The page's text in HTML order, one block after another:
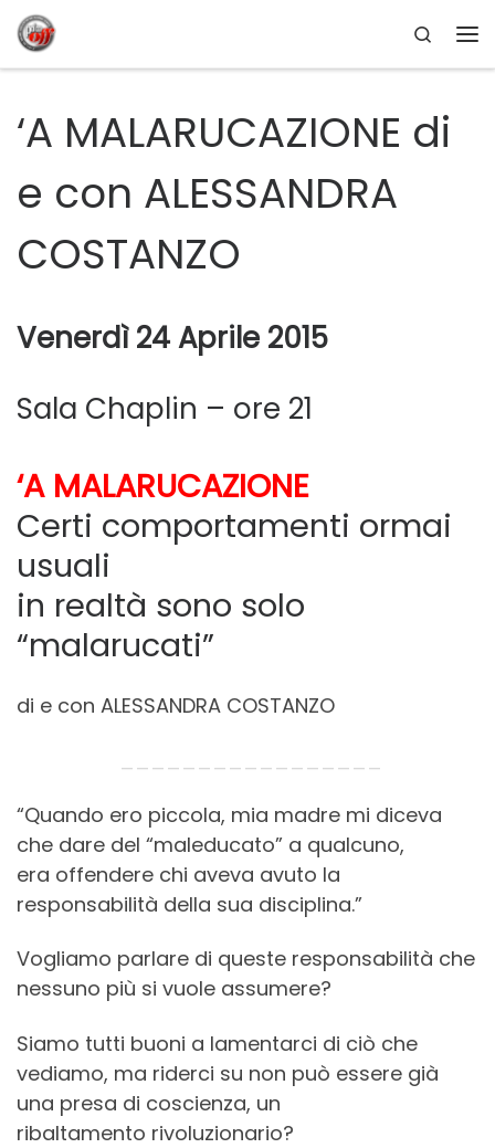
Passa al contenuto
Search
‘A MALARUCAZIONE di
e con ALESSANDRA
COSTANZO
Venerdì 24 Aprile 2015
Sala Chaplin – ore 21
‘A MALARUCAZIONE
Certi comportamenti ormai
usuali
in realtà sono solo
“malarucati”
di e con ALESSANDRA COSTANZO
“Quando ero piccola, mia madre mi diceva
che dare del “maleducato” a qualcuno,
era offendere chi aveva avuto la
responsabilità della sua disciplina.”
Vogliamo parlare di queste responsabilità che
nessuno più si vuole assumere?
Siamo tutti buoni a lamentarci di ciò che
vediamo, ma riderci su non può essere già
una presa di coscienza, un
ribaltamento rivoluzionario?